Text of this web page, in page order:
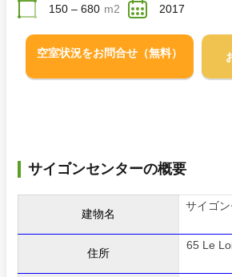
150 – 680 m2 2017
空室状況をお問合せ（無料）
サイゴンセンターの概要
建物名
サイゴ
住所
65 Le